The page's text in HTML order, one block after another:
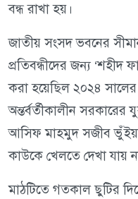
বন্ধ রাখা হয়।
জাতীয় সংসদ ভবনের
প্রতিবন্ধীদের জন্য ‘শহীদ
করা হয়েছিল ২০২৪ সালের
অন্তর্বর্তীকালীন সরকারের
আসিফ মাহমুদ সজীব
কাউকে খেলতে দেখা যায়
মাঠটিতে গতকাল ছুটির